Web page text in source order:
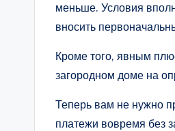
меньше. Условия
вносить
Кроме того, явным
загородном доме на
Теперь вам не нужно
платежи вовремя без